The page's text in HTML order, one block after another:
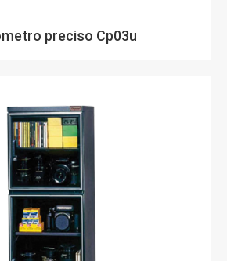
preciso Cp03u